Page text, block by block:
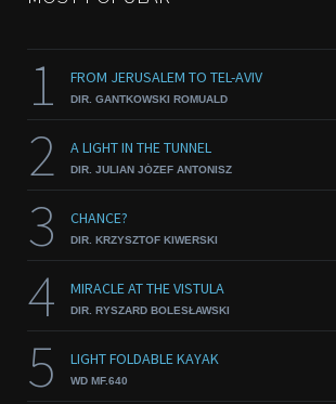
1 FROM JERUSALEM TO TEL-AVIV
DIR. GANTKOWSKI ROMUALD
2 A LIGHT IN THE TUNNEL
DIR. JULIAN JÓZEF ANTONISZ
3 CHANCE?
DIR. KRZYSZTOF KIWERSKI
4 MIRACLE AT THE VISTULA
DIR. RYSZARD BOLESŁAWSKI
5 LIGHT FOLDABLE KAYAK
WD MF.640